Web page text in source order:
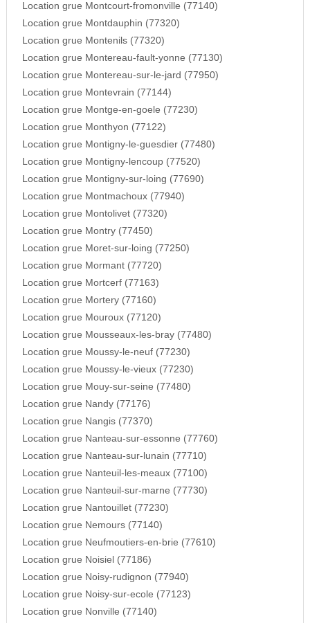
Location grue Montcourt-fromonville (77140)
Location grue Montdauphin (77320)
Location grue Montenils (77320)
Location grue Montereau-fault-yonne (77130)
Location grue Montereau-sur-le-jard (77950)
Location grue Montevrain (77144)
Location grue Montge-en-goele (77230)
Location grue Monthyon (77122)
Location grue Montigny-le-guesdier (77480)
Location grue Montigny-lencoup (77520)
Location grue Montigny-sur-loing (77690)
Location grue Montmachoux (77940)
Location grue Montolivet (77320)
Location grue Montry (77450)
Location grue Moret-sur-loing (77250)
Location grue Mormant (77720)
Location grue Mortcerf (77163)
Location grue Mortery (77160)
Location grue Mouroux (77120)
Location grue Mousseaux-les-bray (77480)
Location grue Moussy-le-neuf (77230)
Location grue Moussy-le-vieux (77230)
Location grue Mouy-sur-seine (77480)
Location grue Nandy (77176)
Location grue Nangis (77370)
Location grue Nanteau-sur-essonne (77760)
Location grue Nanteau-sur-lunain (77710)
Location grue Nanteuil-les-meaux (77100)
Location grue Nanteuil-sur-marne (77730)
Location grue Nantouillet (77230)
Location grue Nemours (77140)
Location grue Neufmoutiers-en-brie (77610)
Location grue Noisiel (77186)
Location grue Noisy-rudignon (77940)
Location grue Noisy-sur-ecole (77123)
Location grue Nonville (77140)